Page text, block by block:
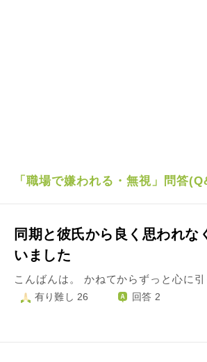
「職場で嫌われる・無視」問答
同期と彼氏から良く思われな
いました
有り難し 26 回答 2